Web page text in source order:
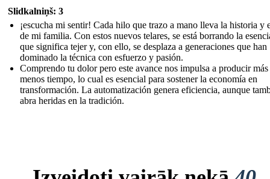
Slidkalniņš: 3
¡escucha mi sentir! Cada hilo que trazo a mano lleva la historia y
de mi familia. Con estos nuevos telares, se está borrando la
que significa tejer y, con ello, se desplaza a generaciones que han
dominado la técnica con esfuerzo y pasión.
Comprendo tu dolor pero este avance nos impulsa a producir más
menos tiempo, lo cual es esencial para sostener la economía en
transformación. La automatización genera eficiencia, aunque
abra heridas en la tradición.